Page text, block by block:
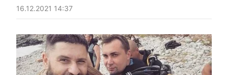
16.12.2021 14:37